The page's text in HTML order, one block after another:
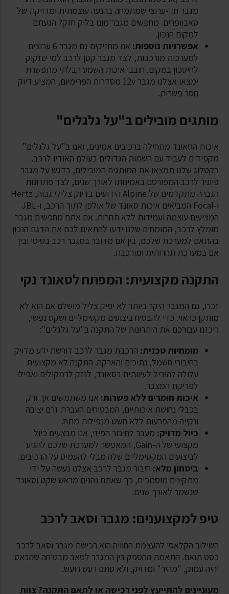
מגבר חד-ערוצי שמתמחה בהנעה עוצמתית ומדויקת של
סאבוופרים. מחפשים מגבר מונו בלוק חזק? הגעתם
למקום הנכון.
אפשרויות נוספות:
אנו מחזיקים גם מגבר 6 ערוצים
למערכות מורכבות, לצד מגבר קטן לרכב למי שזקוק
לחיסכון במקום. חובבי איכות השמע הבלתי מתפשרת
ימצאו אצלנו מגבר v
12 מסדרות הפרימיום, המציע דיוק
חסר פשרות.
מותגים מובילים ב"על גלגלים"
איכות הסאונד מתחילה ברכיבים אמינים, ואנו ב"על גלגלים"
מקפידים לעבוד עם השמות הגדולים בעולם האודיו לרכב.
בקטלוג שלנו תמצאו את המותגים המובילים, בדגש על מגבר
פיוניר לרכב המפורסם באמינותו לאורך שנים, לצד פתרונות
הגברה מתקדמים של Alpine הידועים בדיוק צלילי גבוה, Hertz
ו-Focal המביאים איכות סאונד של אולפן לתוך הרכב, ו-JBL
המציעים עוצמה ועמידות ללא תחרות. אם אתם מחפשים מגבר
מומלץ לרכב, המומחים שלנו ידעו להתאים לכם את הדגם הנכון
בהתאם למערכת שלכם, בין אם מדובר במגבר רכב בסיסי ובין
אם במערכת תחרותית ומורכבת.
התקנה מקצועית: המפתח לסאונד נקי
זכרו, גם המגבר היקר ביותר לא יפיק צליל מושלם אם הוא לא
מותקן כראוי. כדי להבטיח ביצועים מקסימליים ושקט נפשי,
ריכזנו עבורכם את היתרונות של התקנה ב"על גלגלים":
מומחיות טכנית: הרכבת מגבר לרכב דורשת ידע מדויק
בחיבורי חשמל, נתיכים והארקה. התקנה לא מקצועית
עלולה להוביל לעיוותים בסאונד, לנזק לרמקולים ואפילו
לפריקת המצבר.
איכות חומרים ללא פשרות: אנו משתמשים אך ורק
בכבלי נחושת איכותיים, המבטיחים העברת זרם יציבה
ונקייה מהפרעות ללא חשש מנפילות מתח.
כיול מדויק: מעבר לחיבור הפיזי, אנו מבצעים כיול
מקצועי של ה-Gain, המאפשר למערכת שלכם להגיע
לביצועים המקסימליים שלה מבלי להעמיס על הרכיבים.
ביטחון מלא: חיבור מגבר לרכב אצלנו נעשה על ידי
מתקינים מוסמכים, כך שאתם נהנים מראש שקט וסאונד
שנשמר לאורך שנים.
טיפ למקצוענים: מגבר וסאב לרכב
השילוב הקלאסי להעצמת החוויה הוא רכישת מגבר וסאב לרכב
כסט תואם. התאמת ההספק בין המגבר לסאב מבטיחה שהבאס
יהיה עמוק, "מהיר" ומדויק, ולא סתם רעש רועש.
מעוניינים להתייעץ לפני רכישה או לתאם התקנה? צוות